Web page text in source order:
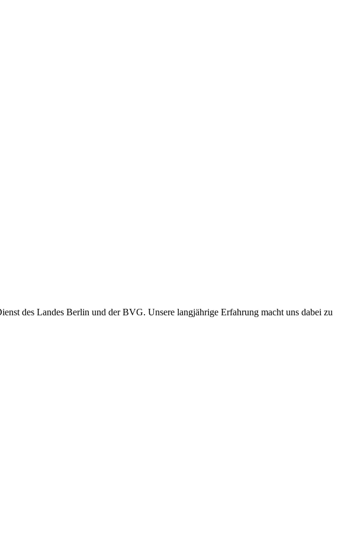
des Landes Berlin und der BVG. Unsere langjährige Erfahrung macht uns dabei zu